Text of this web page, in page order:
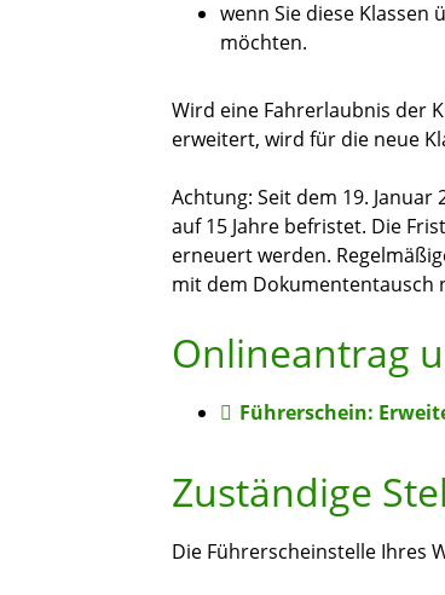
wenn Sie diese Klassen
möchten.
Wird eine Fahrerlaubnis der
erweitert, wird für die neue
Achtung: Seit dem 19.
auf 15 Jahre befristet. Die
erneuert werden.
mit dem Dokumententausch
Onlineantrag
Führerschein:
Zuständige
Die Führerscheinstelle Ihres